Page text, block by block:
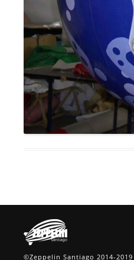
©Zeppelin Santiago 2014-2019